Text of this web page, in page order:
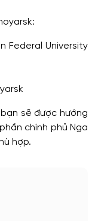
Federal University
sẽ được hướng
chính phủ Nga
hợp.